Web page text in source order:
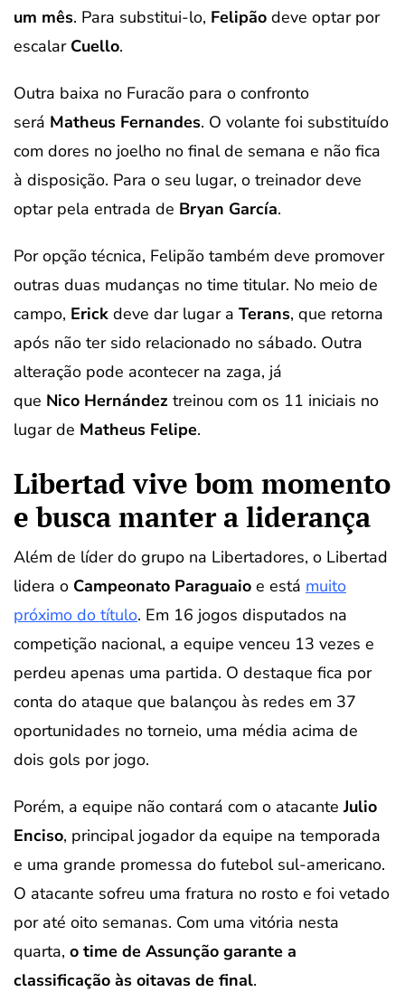
um mês. Para substitui-lo, Felipão deve optar por
escalar Cuello.
Outra baixa no Furacão para o confronto
será Matheus Fernandes. O volante foi substituído
com dores no joelho no final de semana e não fica
à disposição. Para o seu lugar, o treinador deve
optar pela entrada de Bryan García.
Por opção técnica, Felipão também deve promover
outras duas mudanças no time titular. No meio de
campo, Erick deve dar lugar a Terans, que retorna
após não ter sido relacionado no sábado. Outra
alteração pode acontecer na zaga, já
que Nico Hernández treinou com os 11 iniciais no
lugar de Matheus Felipe.
Libertad vive bom momento
e busca manter a liderança
Além de líder do grupo na Libertadores, o Libertad
lidera o Campeonato Paraguaio e está muito
próximo do título. Em 16 jogos disputados na
competição nacional, a equipe venceu 13 vezes e
perdeu apenas uma partida. O destaque fica por
conta do ataque que balançou às redes em 37
oportunidades no torneio, uma média acima de
dois gols por jogo.
Porém, a equipe não contará com o atacanteJulio
Enciso, principal jogador da equipe na temporada
e uma grande promessa do futebol sul-americano.
O atacante sofreu uma fratura no rosto e foi vetado
por até oito semanas. Com uma vitória nesta
quarta, o time de Assunção garante a
classificação às oitavas de final.